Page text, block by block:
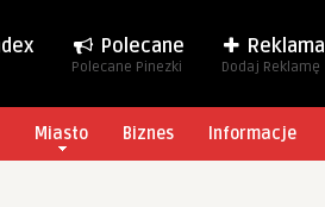
Polecane
Polecane Pinezki
Reklama
Dodaj Reklamę
Miasto Biznes Informacje